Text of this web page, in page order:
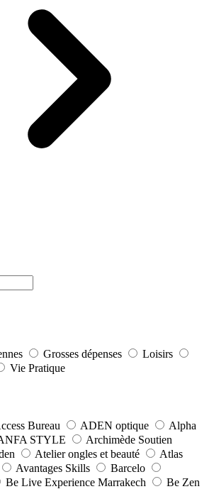
Grosses dépenses
Loisirs
Vie Pratique
Bureau ADEN optique
Alpha
STYLE
Archimède Soutien
Atelier ongles et beauté
Atlas
Avantages Skills
Barcelo
Be Live Experience Marrakech
Be Zen